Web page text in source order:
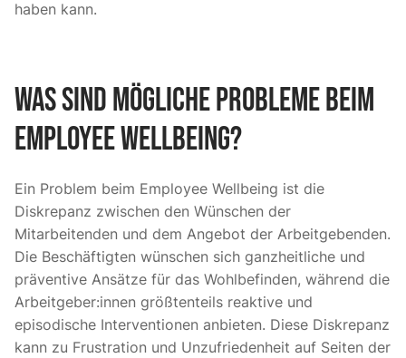
haben kann.
Was sind mögliche Probleme beim
Employee Wellbeing?
Ein Problem beim Employee Wellbeing ist die
Diskrepanz zwischen den Wünschen der
Mitarbeitenden und dem Angebot der Arbeitgebenden.
Die Beschäftigten wünschen sich ganzheitliche und
präventive Ansätze für das Wohlbefinden, während die
Arbeitgeber:innen größtenteils reaktive und
episodische Interventionen anbieten. Diese Diskrepanz
kann zu Frustration und Unzufriedenheit auf Seiten der